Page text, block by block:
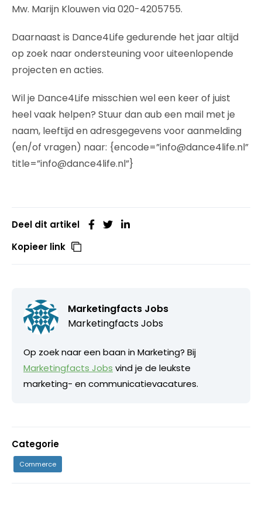
Mw. Marijn Klouwen via 020-4205755.
Daarnaast is Dance4Life gedurende het jaar altijd
op zoek naar ondersteuning voor uiteenlopende
projecten en acties.
Wil je Dance4Life misschien wel een keer of juist
heel vaak helpen? Stuur dan aub een mail met je
naam, leeftijd en adresgegevens voor aanmelding
(en/of vragen) naar: {encode=”info@dance4life.nl”
title=”info@dance4life.nl”}
Deel dit artikel
Kopieer link
Marketingfacts Jobs
Marketingfacts Jobs
Op zoek naar een baan in Marketing? Bij
Marketingfacts Jobs vind je de leukste
marketing- en communicatievacatures.
Categorie
Commerce